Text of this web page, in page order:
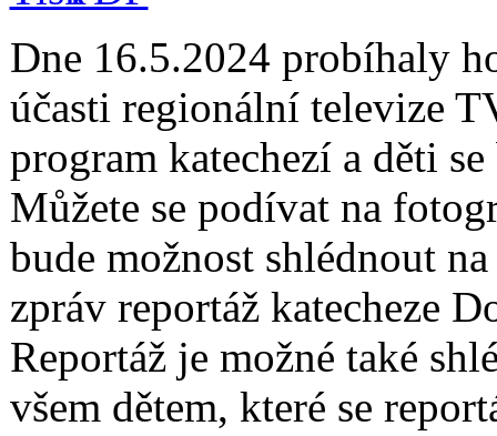
Dne 16.5.2024 probíhaly
účasti regionální televize
program katechezí a děti
Můžete se podívat na
bude možnost shlédnout
zpráv reportáž katecheze
Reportáž je možné také
všem dětem, které se